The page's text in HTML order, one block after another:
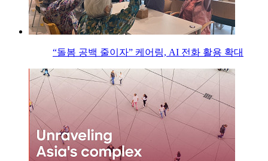
“돌봄 공백 줄이자” 케어링, AI 전화 활용 확대